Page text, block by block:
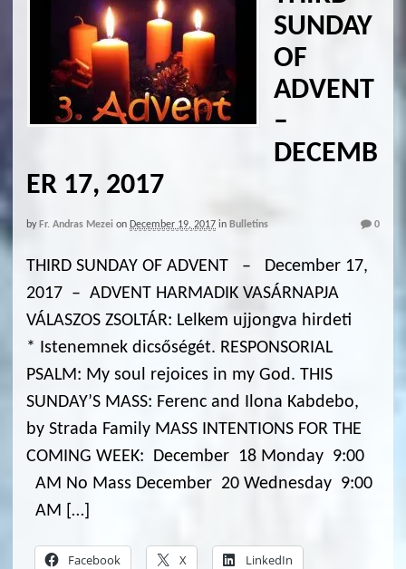
SUNDAY
OF
ADVENT
–
DECEMB
ER 17, 2017
by Fr. Andras Mezei on December 19, 2017 in Bulletins 0
THIRD SUNDAY OF ADVENT – December 17,
2017 – ADVENT HARMADIK VASÁRNAPJA
VÁLASZOS ZSOLTÁR: Lelkem ujjongva hirdeti
* Istenemnek dicsőségét. RESPONSORIAL
PSALM: My soul rejoices in my God. THIS
SUNDAY’S MASS: Ferenc and Ilona Kabdebo,
by Strada Family MASS INTENTIONS FOR THE
COMING WEEK: December 18 Monday 9:00
AM No Mass December 20 Wednesday 9:00
AM […]
Facebook X LinkedIn